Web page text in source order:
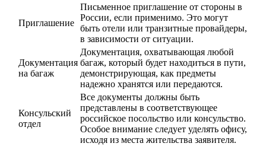
Приглашение
Письменное приглашение от стороны в
России, если применимо. Это могут
быть отели или транзитные провайдеры,
в зависимости от ситуации.
Документация
на багаж
Документация, охватывающая любой
багаж, который будет находиться в пути,
демонстрирующая, как предметы
надежно хранятся или передаются.
Консульский
отдел
Все документы должны быть
представлены в соответствующее
российское посольство или консульство.
Особое внимание следует уделять офису,
исходя из места жительства заявителя.